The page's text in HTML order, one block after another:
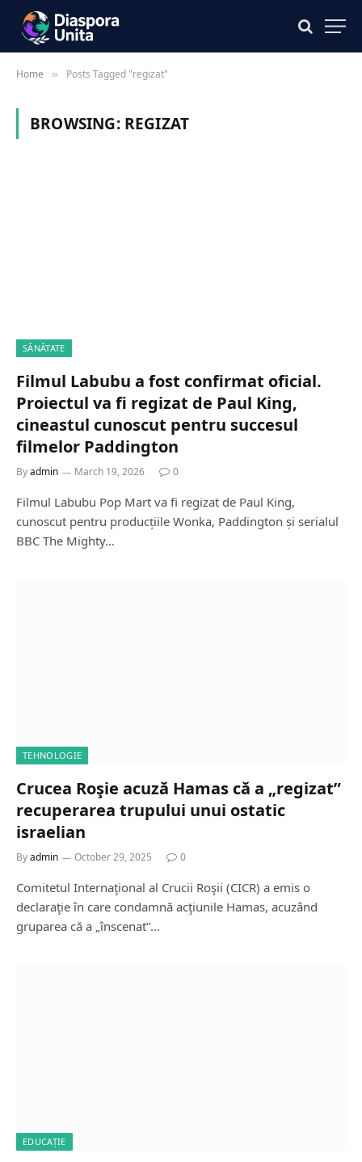
Home » Posts Tagged "regizat"
BROWSING: REGIZAT
SĂNĂTATE
Filmul Labubu a fost confirmat oficial.
Proiectul va fi regizat de Paul King,
cineastul cunoscut pentru succesul
filmelor Paddington
Byadmin March 19, 2026 0
Filmul Labubu Pop Mart va fi regizat de Paul King,
cunoscut pentru producțiile Wonka, Paddington și serialul
BBC The Mighty…
TEHNOLOGIE
Crucea Roşie acuză Hamas că a „regizat”
recuperarea trupului unui ostatic
israelian
Byadmin October 29, 2025 0
Comitetul Internaţional al Crucii Roşii (CICR) a emis o
declaraţie în care condamnă acţiunile Hamas, acuzând
gruparea că a „înscenat”…
EDUCAȚIE